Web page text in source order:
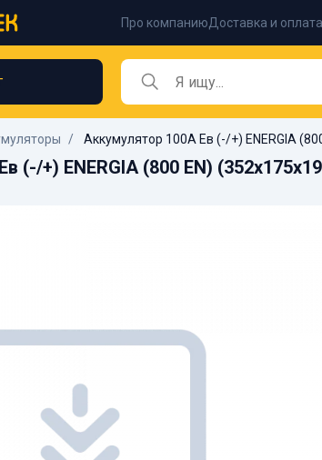
Про компаниюДоставка и оплата
Аккумулятор 100А Ев (-/+) ENERGIA
(-/+) ENERGIA (800 EN)